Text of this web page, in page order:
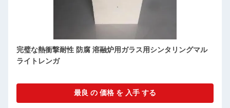
高強度 シリマナイト・マルライト 熱衝撃耐性 断熱用 レンガ
最良 の 価格 を 入手 する